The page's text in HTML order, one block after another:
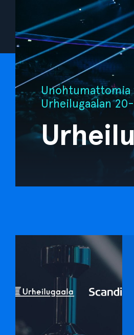
Unohtumattomia
Urheilugaalan